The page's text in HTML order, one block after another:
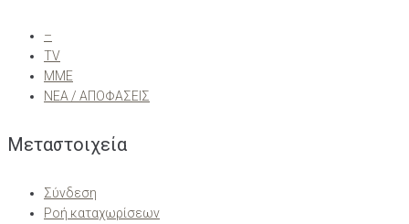
–
TV
ΜΜΕ
ΝΕΑ / ΑΠΟΦΑΣΕΙΣ
Μεταστοιχεία
Σύνδεση
Ροή καταχωρίσεων